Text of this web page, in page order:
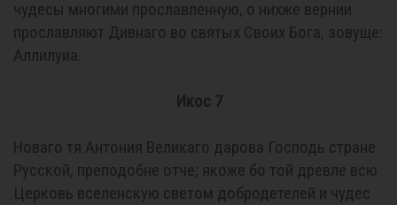
чудесы многими прославленную, о нихже вернии
прославляют Дивнаго во святых Своих Бога, зовуще:
Аллилуиа.
Икос 7
Новаго тя Антония Великаго дарова Господь стране
Русской, преподобне отче; якоже бо той древле всю
Церковь вселенскую светом добродетелей и чудес